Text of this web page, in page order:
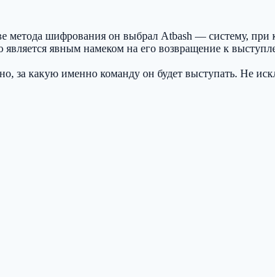
шифрования он выбрал Atbash — систему, при
явным намеком на его возвращение к
за какую именно команду он будет выступать. Не